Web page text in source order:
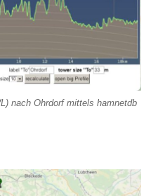
nach Ohrdorf mittels hamnetdb